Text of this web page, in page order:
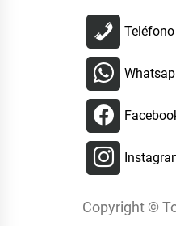
Teléfono
Copyright ©